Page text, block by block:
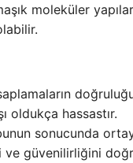
moleküler
oldukça hassastır.
sonucunda
ve güvenilirliğini